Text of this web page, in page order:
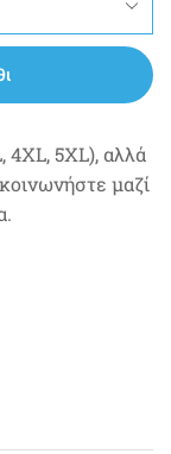
4XL, 5XL), αλλά
μαζί